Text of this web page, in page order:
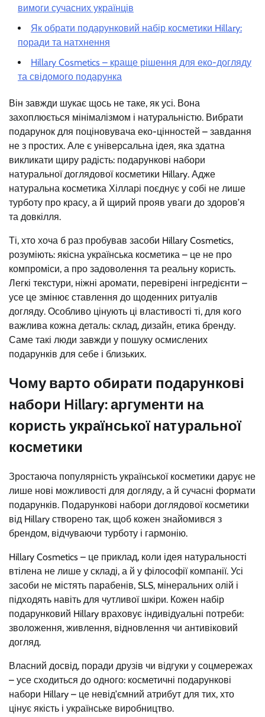
вимоги сучасних українців
Як обрати подарунковий набір косметики Hillary:
поради та натхнення
Hillary Cosmetics – краще рішення для еко-догляду
та свідомого подарунка
Він завжди шукає щось не таке, як усі. Вона
захоплюється мінімалізмом і натуральністю. Вибрати
подарунок для поціновувача еко-цінностей – завдання
не з простих. Але є універсальна ідея, яка здатна
викликати щиру радість: подарункові набори
натуральної доглядової косметики Hillary. Адже
натуральна косметика Хілларі поєднує у собі не лише
турботу про красу, а й щирий прояв уваги до здоров’я
та довкілля.
Ті, хто хоча б раз пробував засоби Hillary Cosmetics,
розуміють: якісна українська косметика – це не про
компроміси, а про задоволення та реальну користь.
Легкі текстури, ніжні аромати, перевірені інгредієнти –
усе це змінює ставлення до щоденних ритуалів
догляду. Особливо цінують ці властивості ті, для кого
важлива кожна деталь: склад, дизайн, етика бренду.
Саме такі люди завжди у пошуку осмислених
подарунків для себе і близьких.
Чому варто обирати подарункові
набори Hillary: аргументи на
користь української натуральної
косметики
Зростаюча популярність української косметики дарує не
лише нові можливості для догляду, а й сучасні формати
подарунків. Подарункові набори доглядової косметики
від Hillary створено так, щоб кожен знайомився з
брендом, відчуваючи турботу і гармонію.
Hillary Cosmetics – це приклад, коли ідея натуральності
втілена не лише у складі, а й у філософії компанії. Усі
засоби не містять парабенів, SLS, мінеральних олій і
підходять навіть для чутливої шкіри. Кожен набір
подарунковий Hillary враховує індивідуальні потреби:
зволоження, живлення, відновлення чи антивіковий
догляд.
Власний досвід, поради друзів чи відгуки у соцмережах
– усе сходиться до одного: косметичні подарункові
набори Hillary – це невід’ємний атрибут для тих, хто
цінує якість і українське виробництво.